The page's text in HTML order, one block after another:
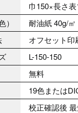
巾150×長さ
）
耐油紙 40g/㎡
オフセット印
L-150-150
無料
19色または
校正確認後